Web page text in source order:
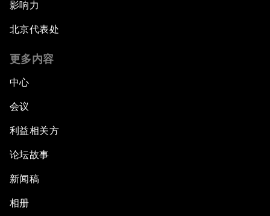
影响力
北京代表处
更多内容
中心
会议
利益相关方
论坛故事
新闻稿
相册